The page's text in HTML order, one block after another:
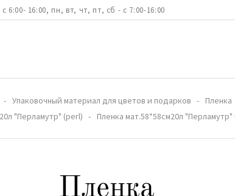
6:00- 16:00, пн, вт, чт, пт, сб - с 7:00-16:00
Упаковочный материал для цветов и подарков Пленка
"Перламутр" (perl)
Пленка мат.58*58см20л
Пленка